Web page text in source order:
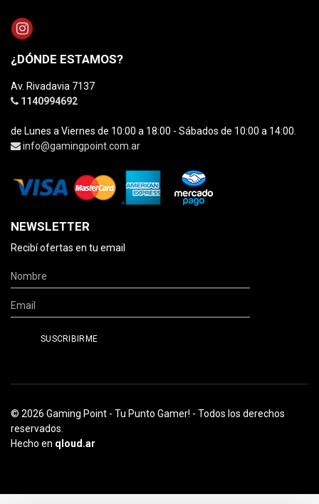
¿DÓNDE ESTAMOS?
Av. Rivadavia 7137
1140994692
de Lunes a Viernes de 10:00 a 18:00 - Sábados de 10:00 a 14:00.
info@gamingpoint.com.ar
NEWSLETTER
Recibí ofertas en tu email
© 2026 Gaming Point - Tu Punto Gamer! - Todos los derechos
reservados.
Hecho en qloud.ar